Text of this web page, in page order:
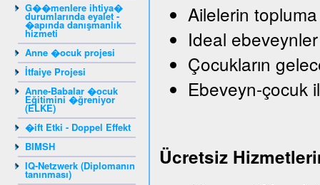
G��menlere ihtiya�
durumlarında eyalet -
�apında danışmanlık
hizmeti
Anne �ocuk projesi
İtfaiye Projesi
Anne-Babalar �ocuk
Eğitimini �ğreniyor
(ELKE)
�ift Etki - Doppel Effekt
BIMSH
IQ-Netzwerk (Diplomanın
tanınması)
Ailelerin topluma
Ideal
Çocukların
Ebeveyn-çocuk
Ücretsiz